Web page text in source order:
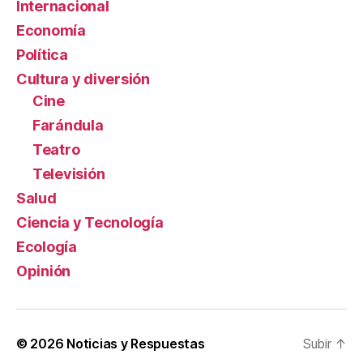
Internacional
Economía
Política
Cultura y diversión
Cine
Farándula
Teatro
Televisión
Salud
Ciencia y Tecnología
Ecología
Opinión
© 2026 Noticias y Respuestas Subir ↑